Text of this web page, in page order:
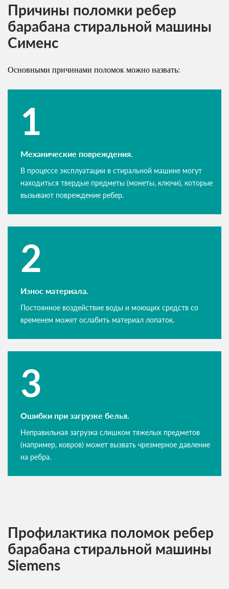
Причины поломки ребер
барабана стиральной машины
Сименс
Основными причинами поломок можно назвать:
Механические повреждения.
В процессе эксплуатации в стиральной машине могут
находиться твердые предметы (монеты, ключи), которые
вызывают повреждение ребер.
Износ материала.
Постоянное воздействие воды и моющих средств со
временем может ослабить материал лопаток.
Ошибки при загрузке белья.
Неправильная загрузка слишком тяжелых предметов
(например, ковров) может вызвать чрезмерное давление
на ребра.
Профилактика поломок ребер
барабана стиральной машины
Siemens